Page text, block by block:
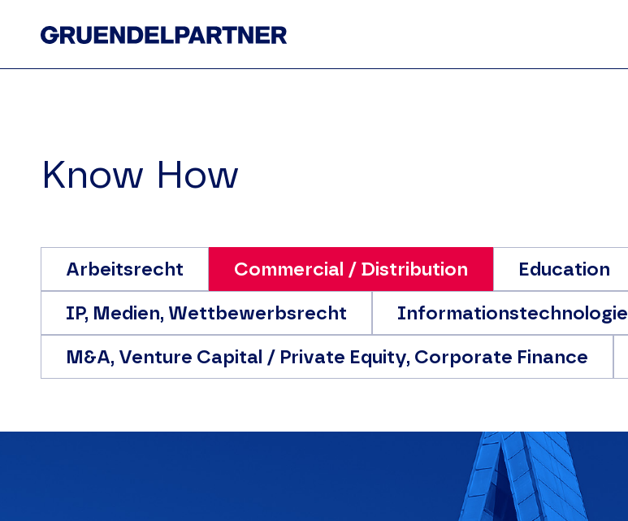
Kanzlei
Know How
News
Karriere
Kontakt
ImpressumDatenschutz
Know How
Arbeitsrecht Commercial / Distribution Education
IP, Medien, Wettbewerbsrecht Informationstechnologie
M&A, Venture Capital / Private Equity, Corporate Finance